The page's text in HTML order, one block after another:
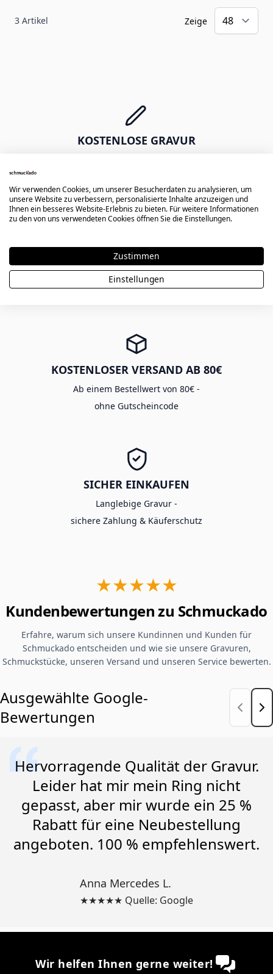
3 Artikel Zeige
KOSTENLOSE GRAVUR
EXPRESS VERSAND
Viele Produkte aus eigener Fertigung -
mit Expressoption in 48h
KOSTENLOSER VERSAND AB 80€
Ab einem Bestellwert von 80€ -
ohne Gutscheincode
SICHER EINKAUFEN
Langlebige Gravur -
sichere Zahlung & Käuferschutz
★★★★★
Kundenbewertungen zu Schmuckado
Erfahre, warum sich unsere Kundinnen und Kunden für
Schmuckado entscheiden und wie sie unsere Gravuren,
Schmuckstücke, unseren Versand und unseren Service bewerten.
Ausgewählte Google-
Bewertungen
Hervorragende Qualität der Gravur.
Leider hat mir mein Ring nicht
gepasst, aber mir wurde ein 25 %
Rabatt für eine Neubestellung
angeboten. 100 % empfehlenswert.
Anna Mercedes L.
★★★★★ Quelle: Google
Wir helfen Ihnen gerne weiter!
Wir verwenden Cookies, um unserer Besucherdaten zu analysieren, um
unsere Website zu verbessern, personalisierte Inhalte anzuzeigen und
Ihnen ein besseres Website-Erlebnis zu bieten. Für weitere Informationen
zu den von uns verwendeten Cookies öffnen Sie die Einstellungen.
Zustimmen
Einstellungen